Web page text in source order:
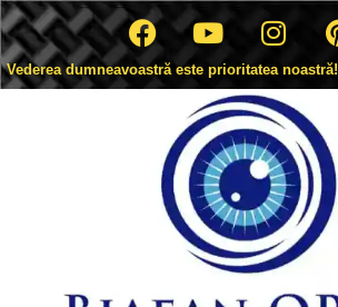
Vederea dumneavoastră este prioritatea noastră!